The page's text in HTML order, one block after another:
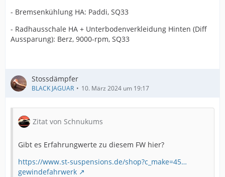
- Bremsenkühlung HA: Paddi, SQ33
- Radhausschale HA + Unterbodenverkleidung Hinten (Diff
Aussparung): Berz, 9000-rpm, SQ33
Stossdämpfer
BLACK JAGUAR 10. März 2024 um 19:17
Zitat von Schnukums
Gibt es Erfahrungwerte zu diesem FW hier?
https://www.st-suspensions.de/shop?c_make=45…
gewindefahrwerk